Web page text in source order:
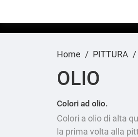
Home PITTURA
OLIO
Colori ad olio.
Colori a olio di alta
la prima volta alla